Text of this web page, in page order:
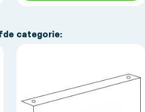
categorie: